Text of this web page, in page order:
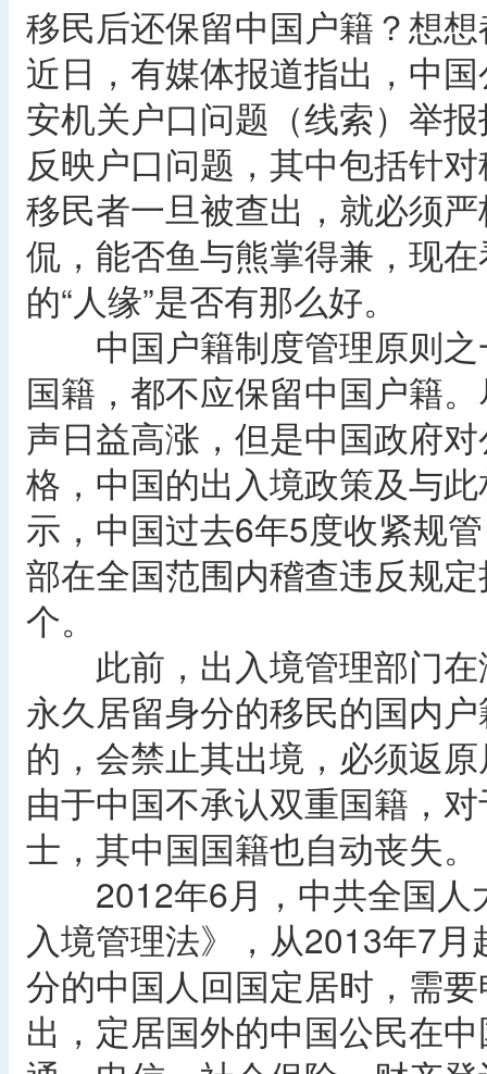
移民后还保留中国户籍？想
近日，有媒体报道指出，中
安机关户口问题（线索）举
反映户口问题，其中包括针
移民者一旦被查出，就必须
侃，能否鱼与熊掌得兼，现
的“人缘”是否有那么好。
中国户籍制度管理原则之
国籍，都不应保留中国户籍
声日益高涨，但是中国政府
格，中国的出入境政策及与
示，中国过去6年5度收紧规
部在全国范围内稽查违反规
个。
此前，出入境管理部门在
永久居留身分的移民的国内
的，会禁止其出境，必须返
由于中国不承认双重国籍，
士，其中国国籍也自动丧失。
2012年6月，中共全国人
入境管理法》，从2013年7
分的中国人回国定居时，需
出，定居国外的中国公民在